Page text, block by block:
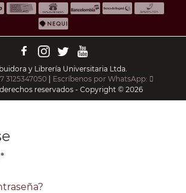
y Librería Universitaria Ltda.
3125347050 | Escríbenos por WhatsApp:
reservados - Copyright © 2026
*